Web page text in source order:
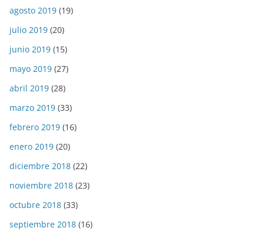
agosto 2019 (19)
julio 2019 (20)
junio 2019 (15)
mayo 2019 (27)
abril 2019 (28)
marzo 2019 (33)
febrero 2019 (16)
enero 2019 (20)
diciembre 2018 (22)
noviembre 2018 (23)
octubre 2018 (33)
septiembre 2018 (16)